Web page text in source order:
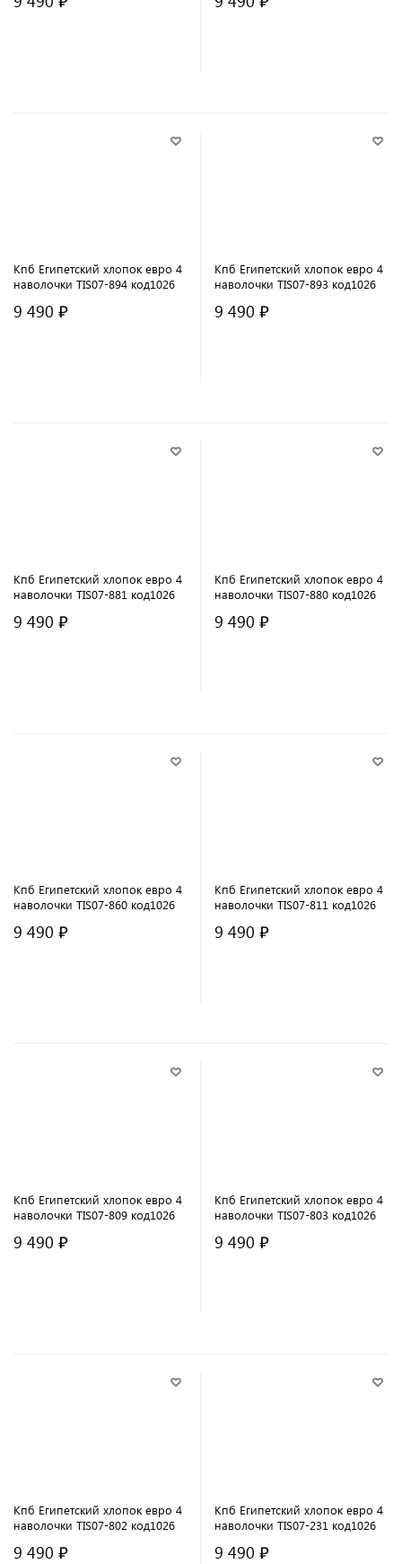
Кпб Египетский хлопок евро 4
наволочки TIS07-894 код1026
9 490 ₽
Кпб Египетский хлопок евро 4
наволочки TIS07-893 код1026
9 490 ₽
Кпб Египетский хлопок евро 4
наволочки TIS07-881 код1026
9 490 ₽
Кпб Египетский хлопок евро 4
наволочки TIS07-880 код1026
9 490 ₽
Кпб Египетский хлопок евро 4
наволочки TIS07-860 код1026
9 490 ₽
Кпб Египетский хлопок евро 4
наволочки TIS07-811 код1026
9 490 ₽
Кпб Египетский хлопок евро 4
наволочки TIS07-809 код1026
9 490 ₽
Кпб Египетский хлопок евро 4
наволочки TIS07-803 код1026
9 490 ₽
Кпб Египетский хлопок евро 4
наволочки TIS07-802 код1026
9 490 ₽
Кпб Египетский хлопок евро 4
наволочки TIS07-231 код1026
9 490 ₽